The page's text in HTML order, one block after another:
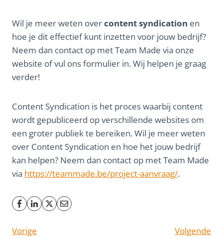
Wil je meer weten overcontent syndication en
hoe je dit effectief kunt inzetten voor jouw bedrijf?
Neem dan contact op met Team Made via onze
website of vul ons formulier in. Wij helpen je graag
verder!
Content Syndication is het proces waarbij content
wordt gepubliceerd op verschillende websites om
een groter publiek te bereiken. Wil je meer weten
over Content Syndication en hoe het jouw bedrijf
kan helpen? Neem dan contact op met Team Made
via https://teammade.be/project-aanvraag/.
Vorige Volgende